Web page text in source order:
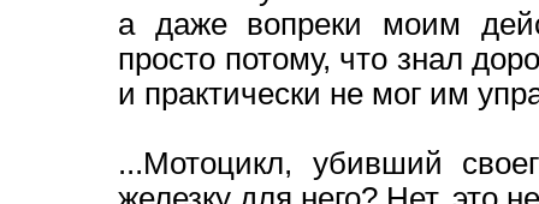
а даже вопреки моим
просто потому, что знал
и практически не мог им
...Мотоцикл, убивший